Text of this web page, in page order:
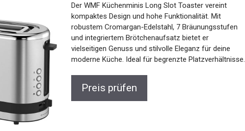
Der WMF Küchenminis Long Slot Toaster vereint
kompaktes Design und hohe Funktionalität. Mit
robustem Cromargan-Edelstahl, 7 Bräunungsstufen
und integriertem Brötchenaufsatz bietet er
vielseitigen Genuss und stilvolle Eleganz für deine
moderne Küche. Ideal für begrenzte Platzverhältnisse.
Preis prüfen